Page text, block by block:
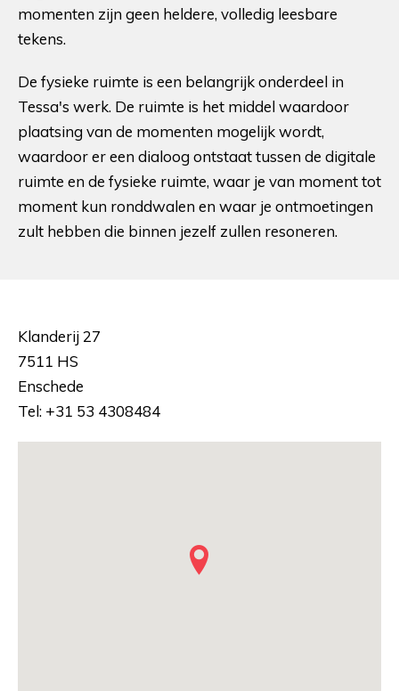
momenten zijn geen heldere, volledig leesbare
tekens.
De fysieke ruimte is een belangrijk onderdeel in
Tessa's werk. De ruimte is het middel waardoor
plaatsing van de momenten mogelijk wordt,
waardoor er een dialoog ontstaat tussen de digitale
ruimte en de fysieke ruimte, waar je van moment tot
moment kun ronddwalen en waar je ontmoetingen
zult hebben die binnen jezelf zullen resoneren.
Klanderij 27
7511 HS
Enschede
Tel: +31 53 4308484